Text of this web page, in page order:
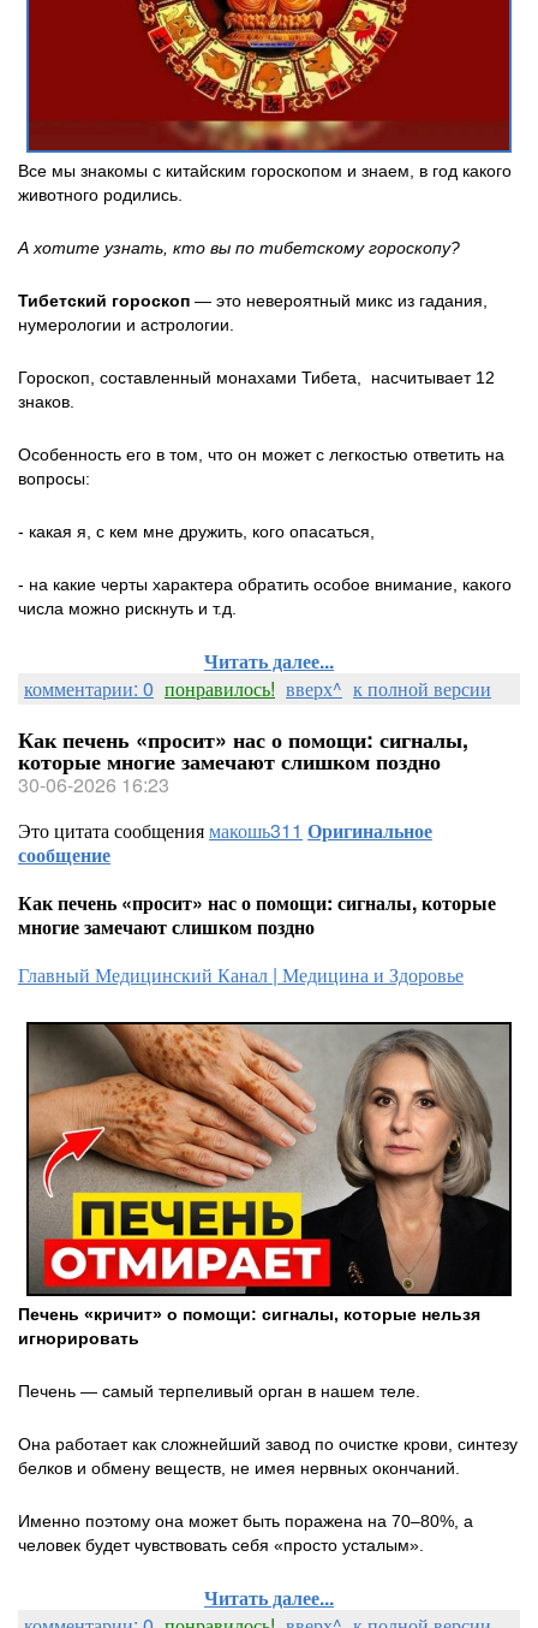
Все мы знакомы с китайским гороскопом и знаем, в год какого
животного родились.
А хотите узнать, кто вы по тибетскому гороскопу?
Тибетский гороскоп — это невероятный микс из гадания,
нумерологии и астрологии.
Гороскоп, составленный монахами Тибета, насчитывает 12
знаков.
Особенность его в том, что он может с легкостью ответить на
вопросы:
- какая я, с кем мне дружить, кого опасаться,
- на какие черты характера обратить особое внимание, какого
числа можно рискнуть и т.д.
Читать далее...
комментарии: 0 понравилось! вверх^ к полной версии
Как печень «просит» нас о помощи: сигналы,
которые многие замечают слишком поздно
30-06-2026 16:23
Это цитата сообщениямакошь311 Оригинальное
сообщение
Как печень «просит» нас о помощи: сигналы, которые
многие замечают слишком поздно
Главный Медицинский Канал | Медицина и Здоровье
Печень «кричит» о помощи: сигналы, которые нельзя
игнорировать
Печень — самый терпеливый орган в нашем теле.
Она работает как сложнейший завод по очистке крови, синтезу
белков и обмену веществ, не имея нервных окончаний.
Именно поэтому она может быть поражена на 70–80%, а
человек будет чувствовать себя «просто усталым».
Читать далее...